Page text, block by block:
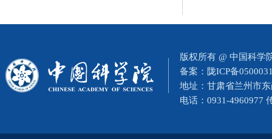
版权所有 @ 中国科学
备案： 陇ICP备
地址：甘肃省兰州市
电话：0931-4960977